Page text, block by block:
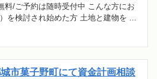
/ご予約は随時受付中 こんな方にお
を検討され始めた方 土地と建物を ...
市菓子野町にて資金計画相談